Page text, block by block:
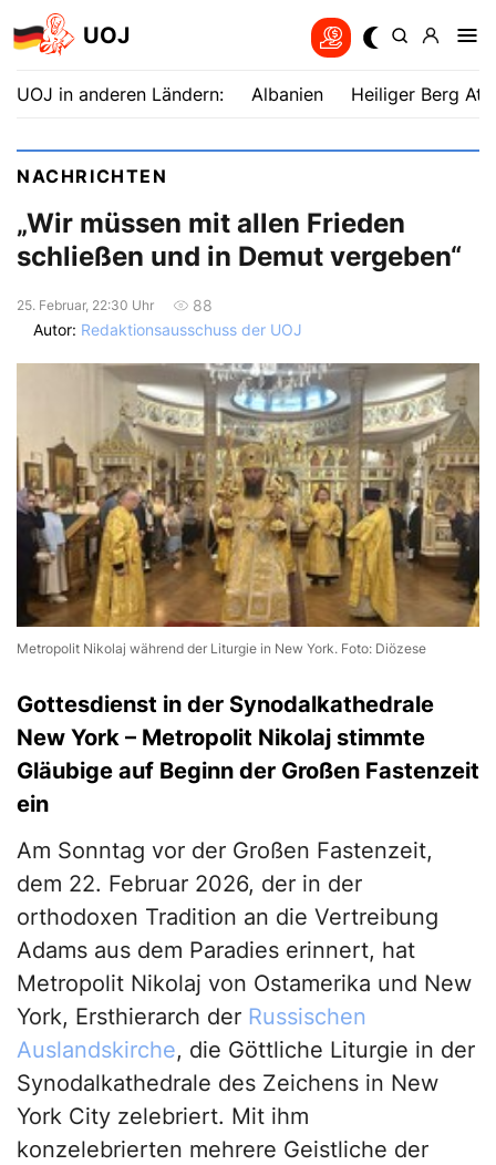
UOJ
UOJ in anderen Ländern: Albanien Heiliger Berg
NACHRICHTEN
„Wir müssen mit allen Frieden
schließen und in Demut vergeben“
25. Februar, 22:30 Uhr
88
Autor: Redaktionsausschuss der UOJ
Metropolit Nikolaj während der Liturgie in New York. Foto: Diözese
Gottesdienst in der Synodalkathedrale
New York – Metropolit Nikolaj stimmte
Gläubige auf Beginn der Großen Fastenzeit
ein
Am Sonntag vor der Großen Fastenzeit,
dem 22. Februar 2026, der in der
orthodoxen Tradition an die Vertreibung
Adams aus dem Paradies erinnert, hat
Metropolit Nikolaj von Ostamerika und New
York, Ersthierarch der Russischen
Auslandskirche, die Göttliche Liturgie in der
Synodalkathedrale des Zeichens in New
York City zelebriert. Mit ihm
konzelebrierten mehrere Geistliche der